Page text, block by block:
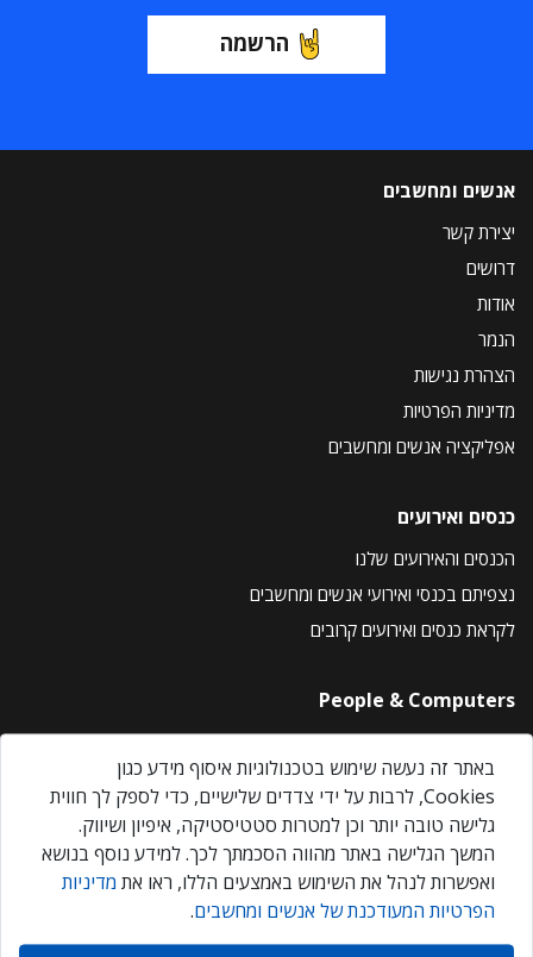
הרשמה
אנשים ומחשבים
יצירת קשר
דרושים
אודות
הנמר
הצהרת נגישות
מדיניות הפרטיות
אפליקציה אנשים ומחשבים
כנסים ואירועים
הכנסים והאירועים שלנו
נצפיתם בכנסי ואירועי אנשים ומחשבים
לקראת כנסים ואירועים קרובים
People & Computers
About Us
Privacy Policy
Contact Us
Our Events
אנשים ומחשבים © 2026 – כל הזכויות שמורות
באתר זה נעשה שימוש בטכנולוגיות איסוף מידע כגון
Cookies, לרבות על ידי צדדים שלישיים, כדי לספק לך חווית
גלישה טובה יותר וכן למטרות סטטיסטיקה, איפיון ושיווק.
המשך הגלישה באתר מהווה הסכמתך לכך. למידע נוסף בנושא
ואפשרות לנהל את השימוש באמצעים הללו, ראו את מדיניות
הפרטיות המעודכנת של אנשים ומחשבים.